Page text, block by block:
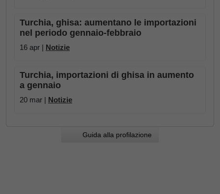
Turchia, ghisa: aumentano le importazioni
nel periodo gennaio-febbraio
16 apr | Notizie
Turchia, importazioni di ghisa in aumento
a gennaio
20 mar | Notizie
Guida alla profilazione